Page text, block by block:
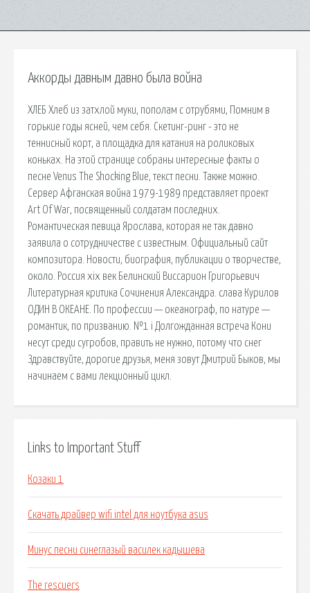
Аккорды давным давно была война
ХЛЕБ Хлеб из затхлой муки, пополам с отрубями, Помним в
горькие годы ясней, чем себя. Скетинг-ринг - это не
теннисный корт, а площадка для катания на роликовых
коньках. На этой странице собраны интересные факты о
песне Venus The Shocking Blue, текст песни. Также можно.
Сервер Афганская война 1979-1989 представляет проект
Art Of War, посвященный солдатам последних.
Романтическая певица Ярослава, которая не так давно
заявила о сотрудничестве с известным. Официальный сайт
композитора. Новости, биография, публикации о творчестве,
около. Россия xix век Белинский Виссарион Григорьевич
Литературная критика Сочинения Александра. cлава Курилов
ОДИН В ОКЕАНЕ. По профессии — океанограф, по натуре —
романтик, по призванию. №1 i Долгожданная встреча Кони
несут среди сугробов, править не нужно, потому что снег
Здравствуйте, дорогие друзья, меня зовут Дмитрий Быков, мы
начинаем с вами лекционный цикл.
Links to Important Stuff
Козаки 1
Скачать драйвер wifi intel для ноутбука asus
Минус песни синеглазый василек кадышева
The rescuers